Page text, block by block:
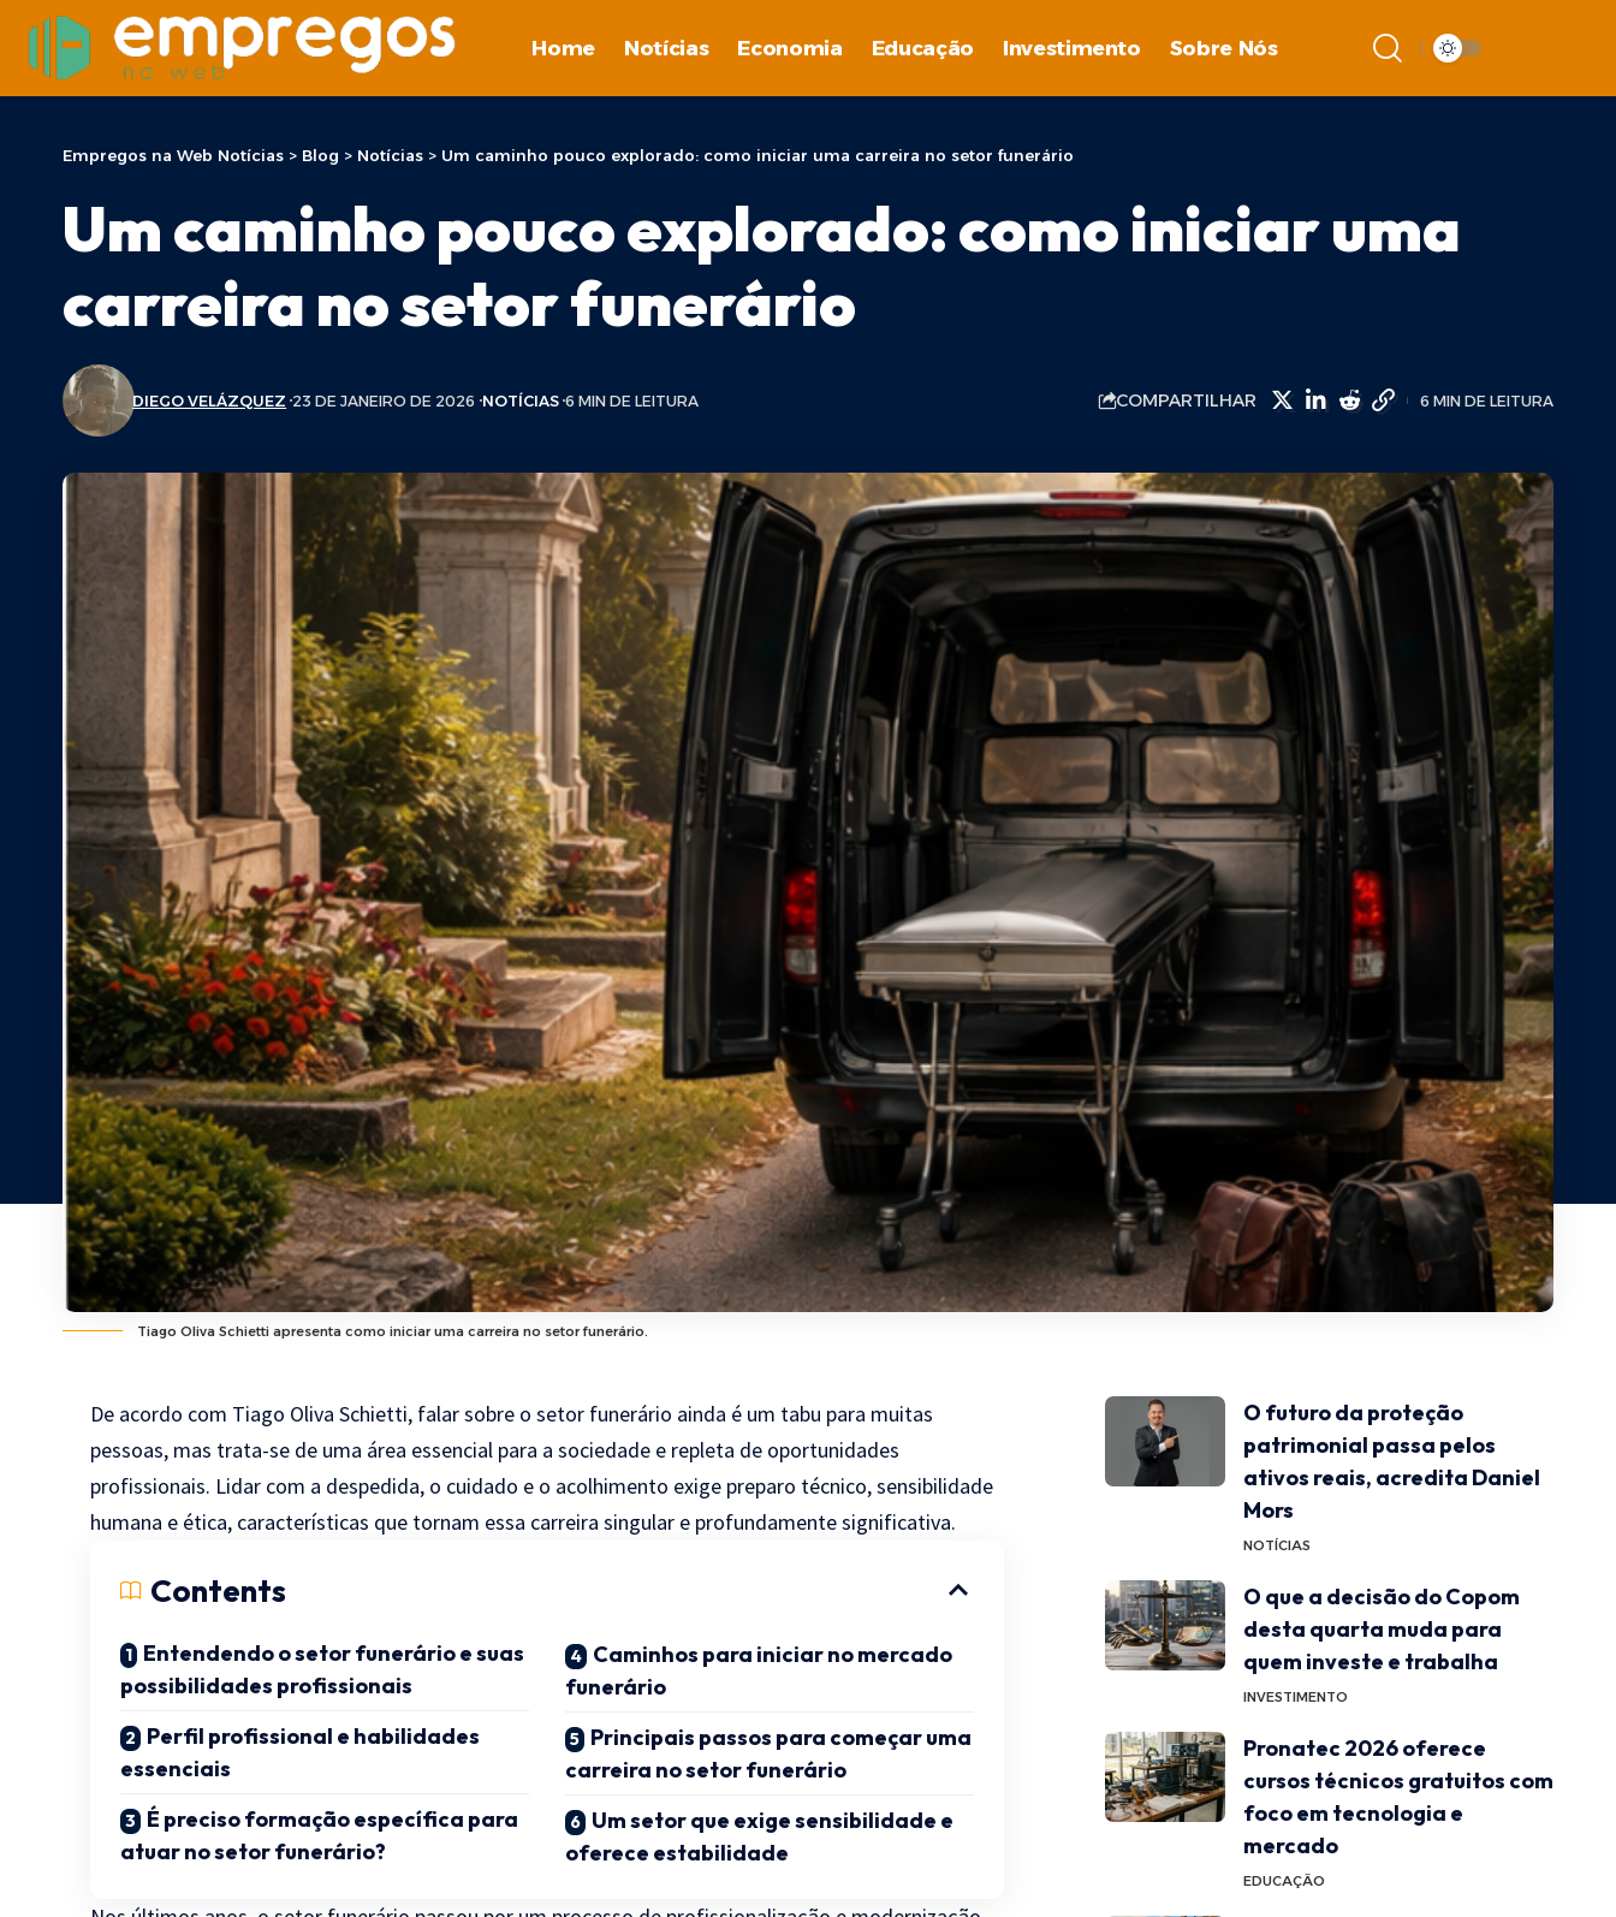
Home Notícias Economia Educação Investimento Sobre Nós
Empregos na Web Notícias > Blog > Notícias > Um caminho pouco explorado: como iniciar uma carreira no setor funerário
Um caminho pouco explorado: como iniciar uma
carreira no setor funerário
DIEGO VELÁZQUEZ 23 DE JANEIRO DE 2026 NOTÍCIAS 6 MIN DE LEITURA COMPARTILHAR 6 MIN DE LEITURA
Tiago Oliva Schietti apresenta como iniciar uma carreira no setor funerário.
De acordo com Tiago Oliva Schietti, falar sobre o setor funerário ainda é um tabu para muitas
pessoas, mas trata-se de uma área essencial para a sociedade e repleta de oportunidades
profissionais. Lidar com a despedida, o cuidado e o acolhimento exige preparo técnico, sensibilidade
humana e ética, características que tornam essa carreira singular e profundamente significativa.
Contents
Entendendo o setor funerário e suas
possibilidades profissionais
Perfil profissional e habilidades
essenciais
É preciso formação específica para
atuar no setor funerário?
Caminhos para iniciar no mercado
funerário
Principais passos para começar uma
carreira no setor funerário
Um setor que exige sensibilidade e
oferece estabilidade
O futuro da proteção
patrimonial passa pelos
ativos reais, acredita Daniel
Mors
NOTÍCIAS
O que a decisão do Copom
desta quarta muda para
quem investe e trabalha
INVESTIMENTO
Pronatec 2026 oferece
cursos técnicos gratuitos com
foco em tecnologia e
mercado
EDUCAÇÃO